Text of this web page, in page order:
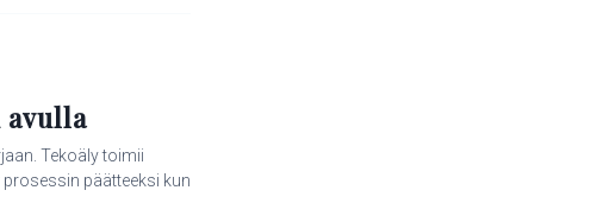
avulla
Tekoäly toimii
päätteeksi kun